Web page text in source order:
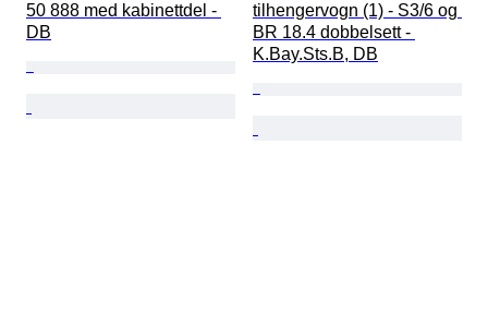
50 888 med kabinettdel -
DB
tilhengervogn (1) - S3/6 og
BR 18.4 dobbelsett -
K.Bay.Sts.B, DB